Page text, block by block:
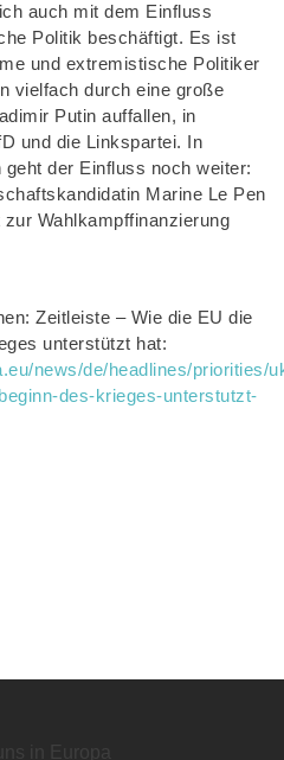
auch mit dem Einfluss
Politik beschäftigt. Es ist
und extremistische Politiker
vielfach durch eine große
Putin auffallen, in
und die Linkspartei. In
der Einfluss noch weiter:
Marine Le Pen
Wahlkampffinanzierung
Zeitleiste – Wie die EU die
unterstützt hat:
news/de/headlines/priorities/
des-krieges-unterstutzt-